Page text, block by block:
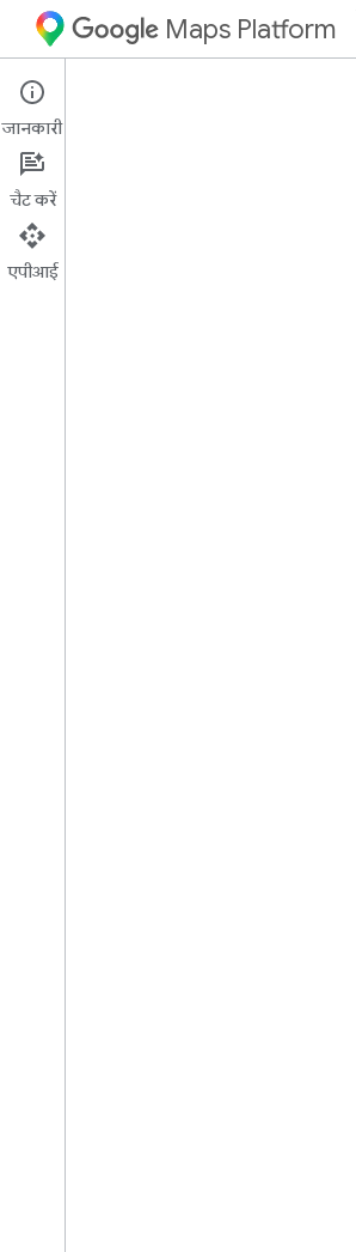
Maps Platform
Web Services
गाइड
जानकारी
चैट करें
एपीआई